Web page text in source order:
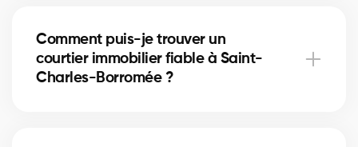
Charles-Borromée en offrant une expertise inégalée
du marché local, en négociant les meilleurs prix et
conditions, et en fournissant un soutien personnalisé
Comment puis-je trouver un
courtier immobilier fiable à Saint-
Charles-Borromée ?